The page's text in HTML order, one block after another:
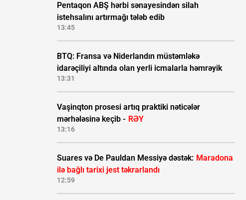
Pentaqon ABŞ hərbi sənayesindən silah
istehsalını artırmağı tələb edib
13:45
BTQ: Fransa və Niderlandın müstəmləkə
idarəçiliyi altında olan yerli icmalarla həmrəyik
13:31
Vaşinqton prosesi artıq praktiki nəticələr
mərhələsinə keçib - RƏY
13:16
Suares və De Pauldan Messiyə dəstək: Maradona
ilə bağlı tarixi jest təkrarlandı
12:59